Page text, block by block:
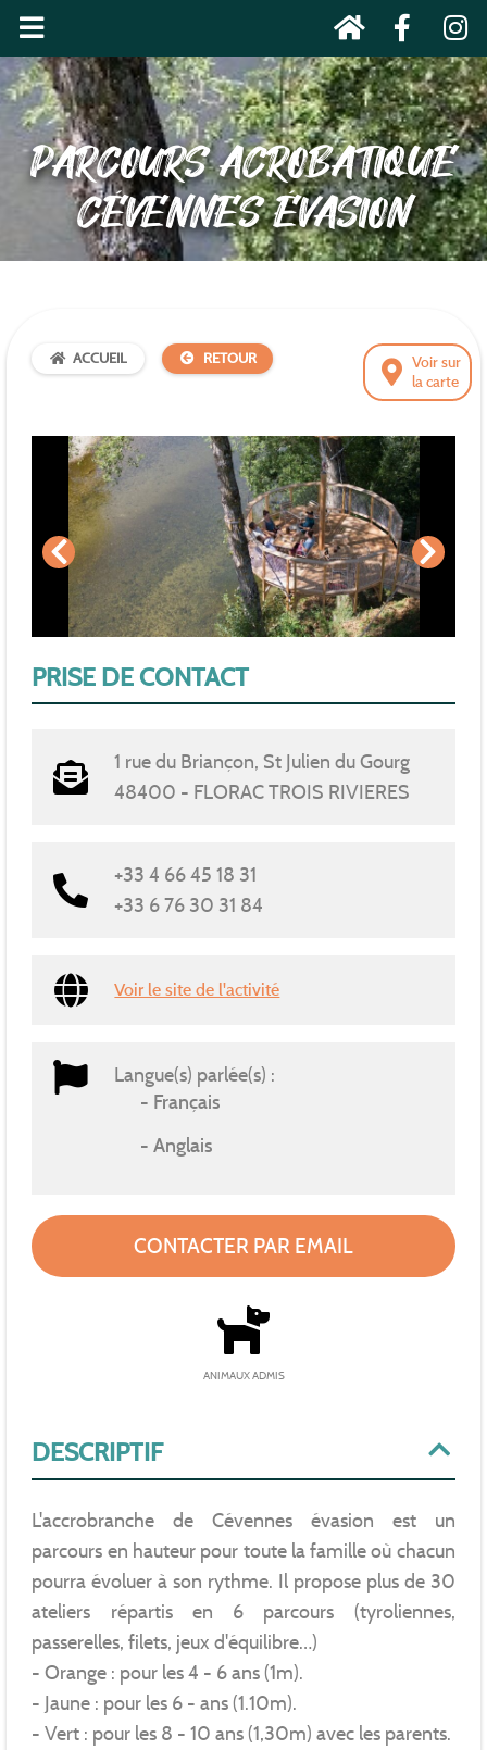
PARCOURS ACROBATIQUE
CÉVENNES ÉVASION
Voir sur
la carte
ACCUEIL RETOUR
DESCRIPTIF
L'accrobranche de Cévennes évasion est un
parcours en hauteur pour toute la famille où chacun
pourra évoluer à son rythme. Il propose plus de 30
ateliers répartis en 6 parcours (tyroliennes,
passerelles, filets, jeux d'équilibre…)
- Orange : pour les 4 - 6 ans (1m).
- Jaune : pour les 6 - ans (1.10m).
- Vert : pour les 8 - 10 ans (1,30m) avec les parents.
PRISE DE CONTACT
1 rue du Briançon, St Julien du Gourg
48400 - FLORAC TROIS RIVIERES
+33 4 66 45 18 31
+33 6 76 30 31 84
Voir le site de l'activité
Langue(s) parlée(s) :
Français
Anglais
CONTACTER PAR EMAIL
ANIMAUX ADMIS